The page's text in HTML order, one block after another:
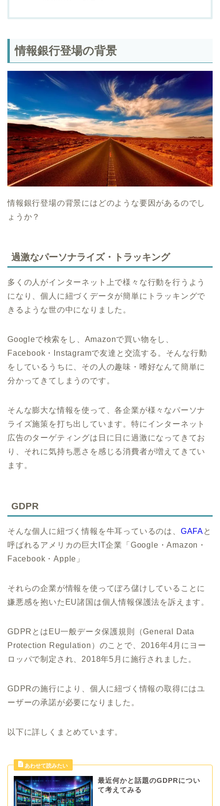
情報銀行登場の背景
情報銀行登場の背景にはどのような要因があるのでし
ょうか？
過激なパーソナライズ・トラッキング
多くの人がインターネット上で様々な行動を行うよう
になり、個人に紐づくデータが簡単にトラッキングで
きるような世の中になりました。
Googleで検索をし、Amazonで買い物をし、
Facebook・Instagramで友達と交流する。そんな行動
をしているうちに、その人の趣味・嗜好なんて簡単に
分かってきてしまうのです。
そんな膨大な情報を使って、各企業が様々なパーソナ
ライズ施策を打ち出しています。特にインターネット
広告のターゲティングは日に日に過激になってきてお
り、それに気持ち悪さを感じる消費者が増えてきてい
ます。
GDPR
そんな個人に紐づく情報を牛耳っているのは、 GAFAと
呼ばれるアメリカの巨大IT企業「Google・Amazon・
Facebook・Apple」
それらの企業が情報を使ってぼろ儲けしていることに
嫌悪感を抱いたEU諸国は個人情報保護法を訴えます。
GDPRとはEU一般データ保護規則（General Data
Protection Regulation）のことで、2016年4月にヨー
ロッパで制定され、2018年5月に施行されました。
GDPRの施行により、個人に紐づく情報の取得にはユ
ーザーの承諾が必要になりました。
以下に詳しくまとめています。
最近何かと話題のGDPRについ
て考えてみる